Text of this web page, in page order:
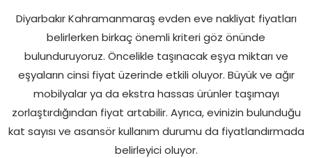
Diyarbakır Kahramanmaraş evden eve nakliyat fiyatları
belirlerken birkaç önemli kriteri göz önünde
bulunduruyoruz. Öncelikle taşınacak eşya miktarı ve
eşyaların cinsi fiyat üzerinde etkili oluyor. Büyük ve ağır
mobilyalar ya da ekstra hassas ürünler taşımayı
zorlaştırdığından fiyat artabilir. Ayrıca, evinizin bulunduğu
kat sayısı ve asansör kullanım durumu da fiyatlandırmada
belirleyici oluyor.